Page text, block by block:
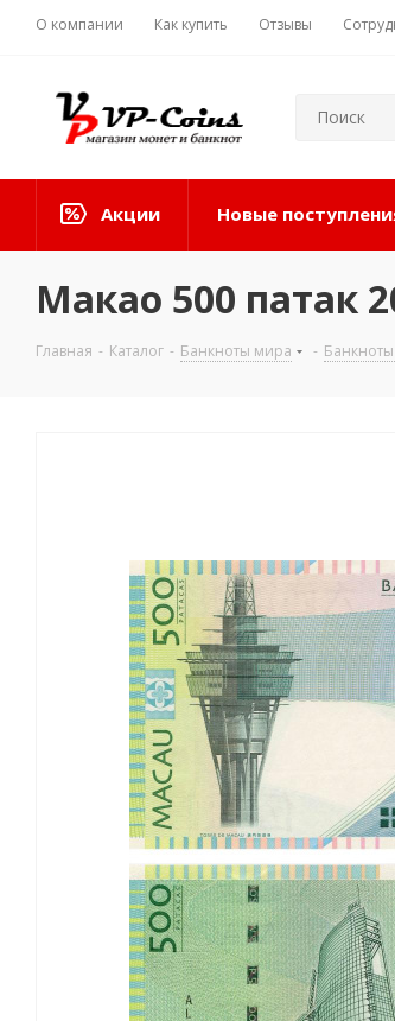
О компании Как купить Отзывы
Акции Новые
Макао 500 патак
Главная - Каталог - Банкноты мира -